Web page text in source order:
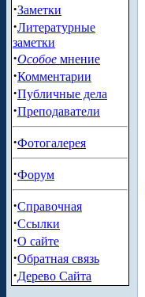
·Заметки
·Литературные
заметки
·Особое мнение
·Комментарии
·Публичные дела
·Преподаватели
·Фотогалерея
·Форум
·Справочная
·Ссылки
·О сайте
·Обратная связь
·Дерево Сайта